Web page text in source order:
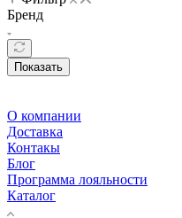
Бренд
Показать
О компании
Доставка
Контакы
Блог
Программа лояльности
Каталог